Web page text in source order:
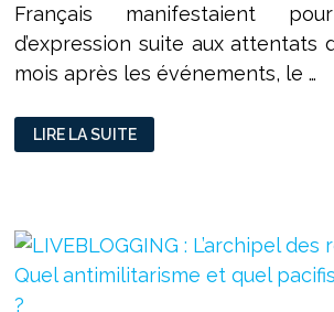
Français manifestaient
d’expression suite aux attentats
mois après les événements, le …
LIBERTÉ
D’EXPRESSION
OU
LIRE LA SUITE